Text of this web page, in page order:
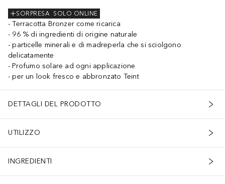
SOLO ONLINE
SORPRESA
Terracotta Bronzer come ricarica
96 % di ingredienti di origine naturale
particelle minerali e di madreperla che si sciolgono
delicatamente
Profumo solare ad ogni applicazione
per un look fresco e abbronzato Teint
DETTAGLI DEL PRODOTTO
UTILIZZO
INGREDIENTI